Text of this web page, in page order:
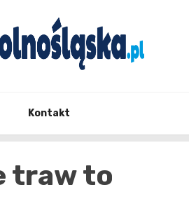
Kontakt
traw to